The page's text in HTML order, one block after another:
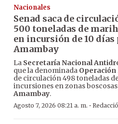
Nacionales
Senad saca de
500 toneladas de
en incursión de 10 días
Amambay
La Secretaría Nacional
que la denominada Operación
de circulación 498 toneladas
incursiones en zonas
Amambay.
Agosto 7, 2026 08:21 a. m. ·